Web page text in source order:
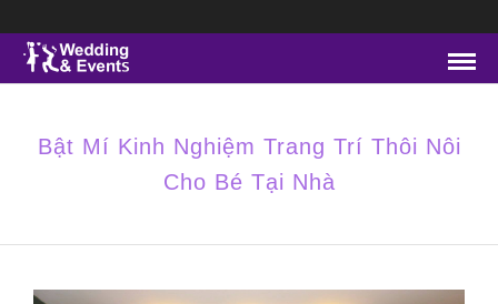
Bật Mí Kinh Nghiệm Trang Trí Thôi Nôi
Cho Bé Tại Nhà